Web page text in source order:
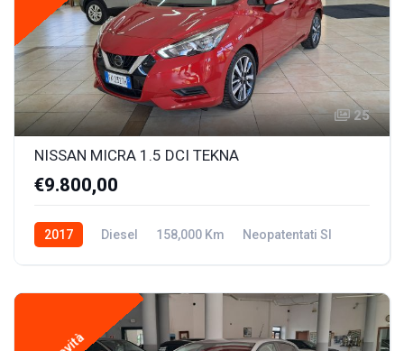
25
NISSAN MICRA 1.5 DCI TEKNA
€9.800,00
2017 Diesel 158,000 Km Neopatentati SI